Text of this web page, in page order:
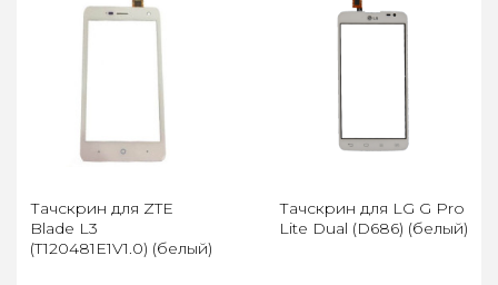
Тачскрин для ZTE
Blade L3
(T120481E1V1.0) (белый)
Тачскрин для LG G Pro
Lite Dual (D686) (белый)